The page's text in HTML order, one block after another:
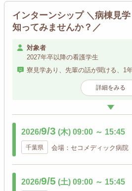
インターンシップ ＼病棟見
知ってみませんか？／
対象者
2027年卒以降の看護学生
寮見学あり、先輩の話が聞ける、1
詳細をみる
2026/9/3 (木) 09:00 ～ 15:45
千葉県 会場：セコメディック病院
2026/9/5 (土) 09:00 ～ 15:45